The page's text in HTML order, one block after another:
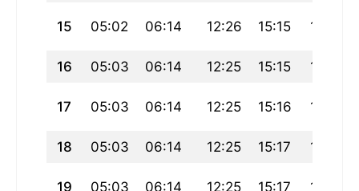
15 05:02 06:14 12:26 15:15 18:37
16 05:03 06:14 12:25 15:15 18:37
17 05:03 06:14 12:25 15:16 18:36
18 05:03 06:14 12:25 15:17 18:36
19 05:03 06:14 12:25 15:17 18:35